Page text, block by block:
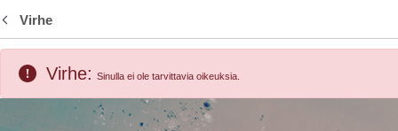
Virhe
Virhe: Sinulla ei ole tarvittavia oikeuksia.